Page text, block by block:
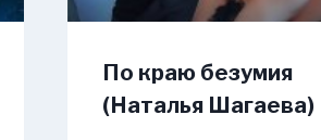
По краю безумия
(Наталья Шагаева)